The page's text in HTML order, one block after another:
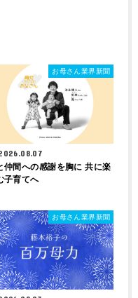
お母さん業界新聞
仲間への感謝を胸に 共に楽
子育てへ
お母さん業界新聞